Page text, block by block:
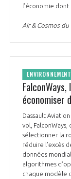
l’économie dont
Air & Cosmos
ENVIRONNEMENT
économiser
Dassault
vol,
sélectionner la
réduire l’excès
données
algorithmes
chaque modèle